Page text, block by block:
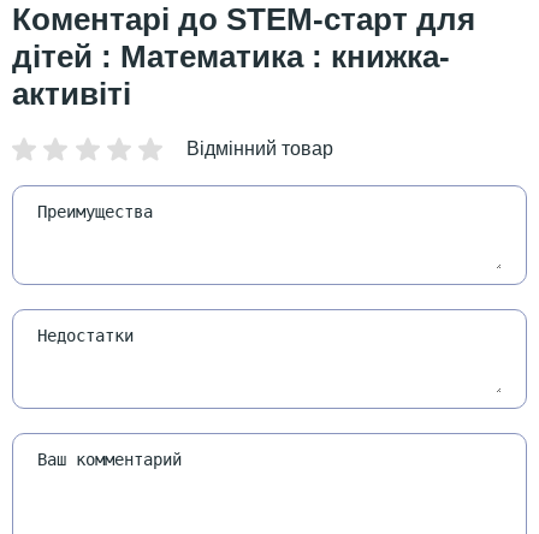
STEM-старт для
дітей : Математика : книжка-
активіті